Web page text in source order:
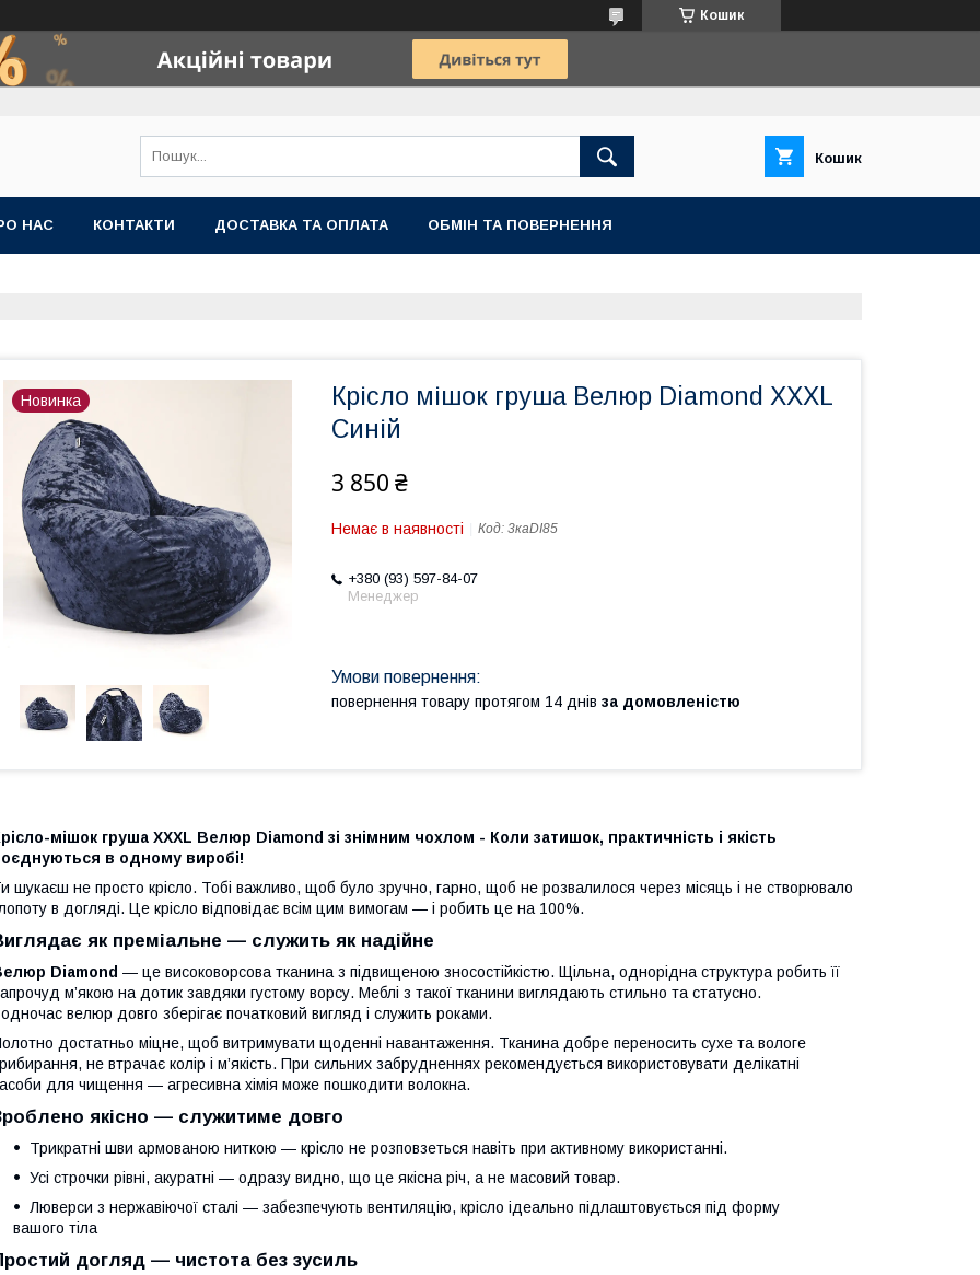
Кошик
Кошик
НАС КОНТАКТИ ДОСТАВКА ТА ОПЛАТА ОБМІН ТА ПОВЕРНЕННЯ
Новинка
Крісло мішок груша Велюр Diamond XXXL
Синій
3 850 ₴
Немає в наявності Код: 3каDI85
+380 (93) 597-84-07
Менеджер
повернення товару протягом 14 днів за домовленістю
мішок груша XXXL Велюр Diamond зі знімним чохлом - Коли затишок, практичність і якість
в одному виробі!
шукаєш не просто крісло. Тобі важливо, щоб було зручно, гарно, щоб не розвалилося через місяць і не створювало
в догляді. Це крісло відповідає всім цим вимогам — і робить це на 100%.
як преміальне — служить як надійне
Diamond — це високоворсова тканина з підвищеною зносостійкістю. Щільна, однорідна структура робить її
м’якою на дотик завдяки густому ворсу. Меблі з такої тканини виглядають стильно та статусно.
велюр довго зберігає початковий вигляд і служить роками.
достатньо міцне, щоб витримувати щоденні навантаження. Тканина добре переносить сухе та вологе
не втрачає колір і м’якість. При сильних забрудненнях рекомендується використовувати делікатні
для чищення — агресивна хімія може пошкодити волокна.
якісно — служитиме довго
Трикратні шви армованою ниткою — крісло не розповзеться навіть при активному використанні.
Усі строчки рівні, акуратні — одразу видно, що це якісна річ, а не масовий товар.
Люверси з нержавіючої сталі — забезпечують вентиляцію, крісло ідеально підлаштовується під форму
вашого тіла
догляд — чистота без зусиль